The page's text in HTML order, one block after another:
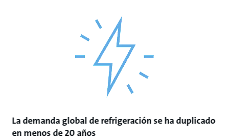
La demanda global de refrigeración se ha duplicado
en menos de 20 años